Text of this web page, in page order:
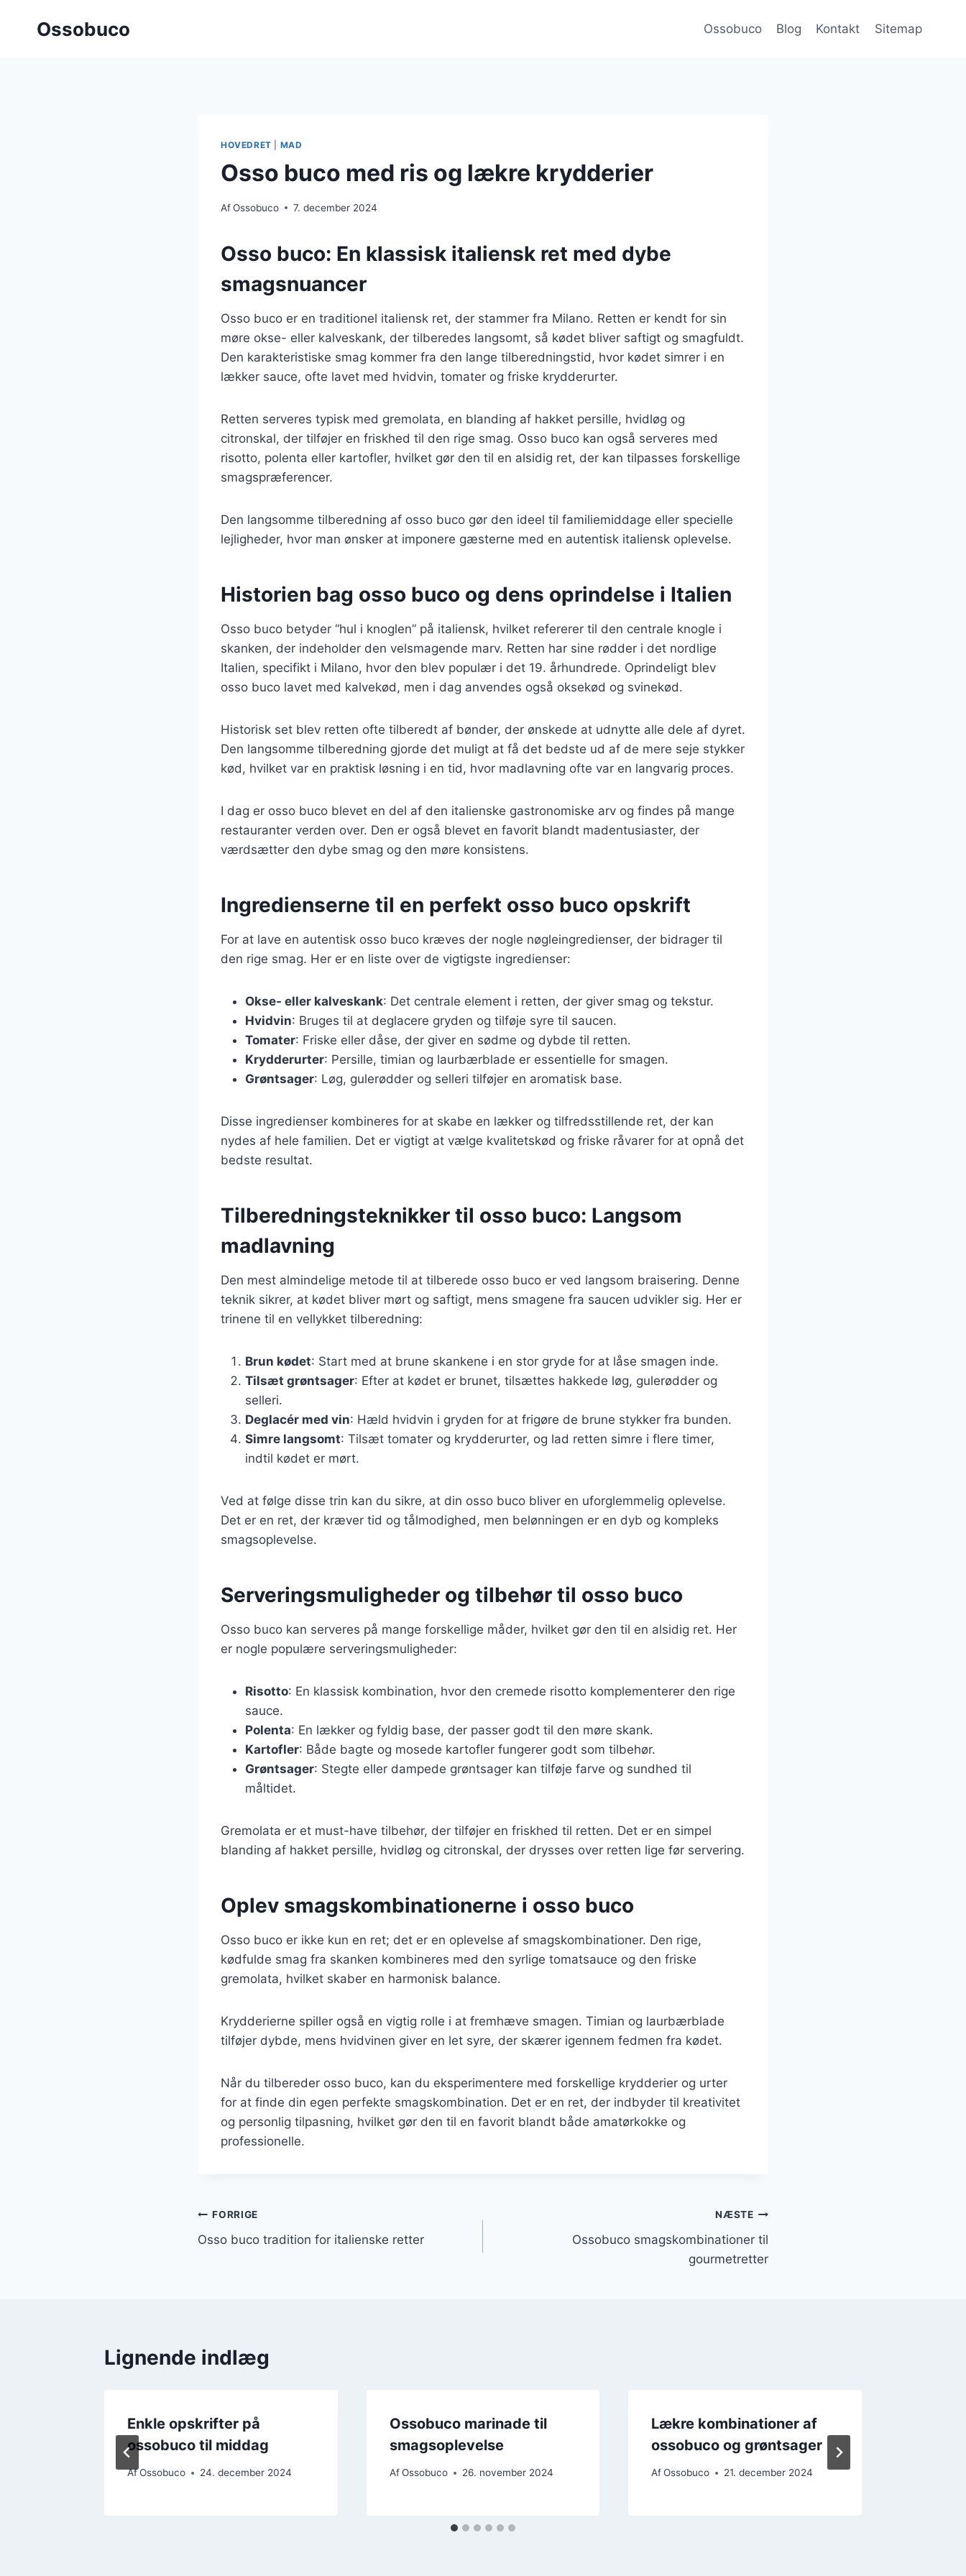
Ossobuco Ossobuco Blog Kontakt Sitemap
HOVEDRET MAD
Osso buco med ris og lækre krydderier
AfOssobuco 7. december 2024
Osso buco: En klassisk italiensk ret med dybe
smagsnuancer
Osso buco er en traditionel italiensk ret, der stammer fra Milano. Retten er kendt for sin
møre okse- eller kalveskank, der tilberedes langsomt, så kødet bliver saftigt og smagfuldt.
Den karakteristiske smag kommer fra den lange tilberedningstid, hvor kødet simrer i en
lækker sauce, ofte lavet med hvidvin, tomater og friske krydderurter.
Retten serveres typisk med gremolata, en blanding af hakket persille, hvidløg og
citronskal, der tilføjer en friskhed til den rige smag. Osso buco kan også serveres med
risotto, polenta eller kartofler, hvilket gør den til en alsidig ret, der kan tilpasses forskellige
smagspræferencer.
Den langsomme tilberedning af osso buco gør den ideel til familiemiddage eller specielle
lejligheder, hvor man ønsker at imponere gæsterne med en autentisk italiensk oplevelse.
Historien bag osso buco og dens oprindelse i Italien
Osso buco betyder “hul i knoglen” på italiensk, hvilket refererer til den centrale knogle i
skanken, der indeholder den velsmagende marv. Retten har sine rødder i det nordlige
Italien, specifikt i Milano, hvor den blev populær i det 19. århundrede. Oprindeligt blev
osso buco lavet med kalvekød, men i dag anvendes også oksekød og svinekød.
Historisk set blev retten ofte tilberedt af bønder, der ønskede at udnytte alle dele af dyret.
Den langsomme tilberedning gjorde det muligt at få det bedste ud af de mere seje stykker
kød, hvilket var en praktisk løsning i en tid, hvor madlavning ofte var en langvarig proces.
I dag er osso buco blevet en del af den italienske gastronomiske arv og findes på mange
restauranter verden over. Den er også blevet en favorit blandt madentusiaster, der
værdsætter den dybe smag og den møre konsistens.
Ingredienserne til en perfekt osso buco opskrift
For at lave en autentisk osso buco kræves der nogle nøgleingredienser, der bidrager til
den rige smag. Her er en liste over de vigtigste ingredienser:
Okse- eller kalveskank: Det centrale element i retten, der giver smag og tekstur.
Hvidvin: Bruges til at deglacere gryden og tilføje syre til saucen.
Tomater: Friske eller dåse, der giver en sødme og dybde til retten.
Krydderurter: Persille, timian og laurbærblade er essentielle for smagen.
Grøntsager: Løg, gulerødder og selleri tilføjer en aromatisk base.
Disse ingredienser kombineres for at skabe en lækker og tilfredsstillende ret, der kan
nydes af hele familien. Det er vigtigt at vælge kvalitetskød og friske råvarer for at opnå det
bedste resultat.
Tilberedningsteknikker til osso buco: Langsom
madlavning
Den mest almindelige metode til at tilberede osso buco er ved langsom braisering. Denne
teknik sikrer, at kødet bliver mørt og saftigt, mens smagene fra saucen udvikler sig. Her er
trinene til en vellykket tilberedning:
Brun kødet: Start med at brune skankene i en stor gryde for at låse smagen inde.
Tilsæt grøntsager: Efter at kødet er brunet, tilsættes hakkede løg, gulerødder og
selleri.
Deglacér med vin: Hæld hvidvin i gryden for at frigøre de brune stykker fra bunden.
Simre langsomt: Tilsæt tomater og krydderurter, og lad retten simre i flere timer,
indtil kødet er mørt.
Ved at følge disse trin kan du sikre, at din osso buco bliver en uforglemmelig oplevelse.
Det er en ret, der kræver tid og tålmodighed, men belønningen er en dyb og kompleks
smagsoplevelse.
Serveringsmuligheder og tilbehør til osso buco
Osso buco kan serveres på mange forskellige måder, hvilket gør den til en alsidig ret. Her
er nogle populære serveringsmuligheder:
Risotto: En klassisk kombination, hvor den cremede risotto komplementerer den rige
sauce.
Polenta: En lækker og fyldig base, der passer godt til den møre skank.
Kartofler: Både bagte og mosede kartofler fungerer godt som tilbehør.
Grøntsager: Stegte eller dampede grøntsager kan tilføje farve og sundhed til
måltidet.
Gremolata er et must-have tilbehør, der tilføjer en friskhed til retten. Det er en simpel
blanding af hakket persille, hvidløg og citronskal, der drysses over retten lige før servering.
Oplev smagskombinationerne i osso buco
Osso buco er ikke kun en ret; det er en oplevelse af smagskombinationer. Den rige,
kødfulde smag fra skanken kombineres med den syrlige tomatsauce og den friske
gremolata, hvilket skaber en harmonisk balance.
Krydderierne spiller også en vigtig rolle i at fremhæve smagen. Timian og laurbærblade
tilføjer dybde, mens hvidvinen giver en let syre, der skærer igennem fedmen fra kødet.
Når du tilbereder osso buco, kan du eksperimentere med forskellige krydderier og urter
for at finde din egen perfekte smagskombination. Det er en ret, der indbyder til kreativitet
og personlig tilpasning, hvilket gør den til en favorit blandt både amatørkokke og
professionelle.
Indlægsnavigation
FORRIGE
Osso buco tradition for italienske retter
NÆSTE
Ossobuco smagskombinationer til
gourmetretter
Lignende indlæg
Enkle opskrifter på
ossobuco til middag
AfOssobuco 24. december 2024
Ossobuco marinade til
smagsoplevelse
Af Ossobuco 26. november 2024
Lækre kombinationer af
ossobuco og grøntsager
Af Ossobuco 21. december 2024